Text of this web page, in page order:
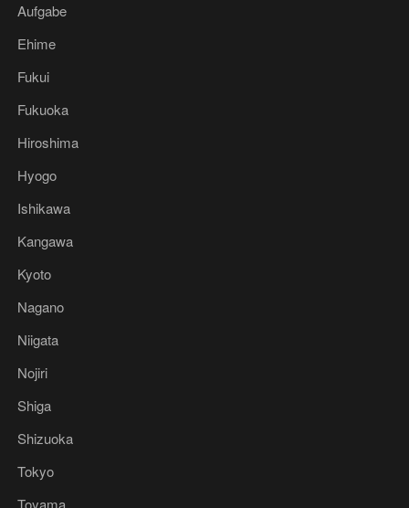
Aufgabe
Ehime
Fukui
Fukuoka
Hiroshima
Hyogo
Ishikawa
Kangawa
Kyoto
Nagano
Niigata
Nojiri
Shiga
Shizuoka
Tokyo
Toyama